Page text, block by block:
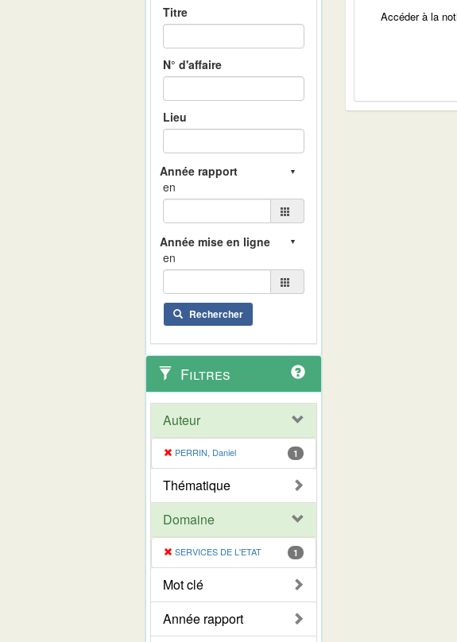
Titre
N° d'affaire
Lieu
en
en
Rechercher
Filtres
Auteur
PERRIN, Daniel 1
Thématique
Domaine
SERVICES DE L'ETAT 1
Mot clé
Année rapport
Accéder à la